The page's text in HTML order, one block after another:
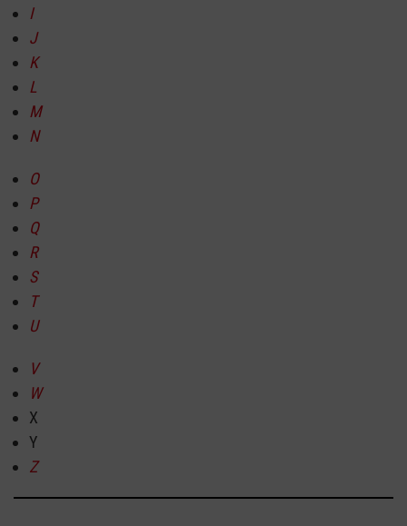
I
J
K
L
M
N
O
P
Q
R
S
T
U
V
W
X
Y
Z